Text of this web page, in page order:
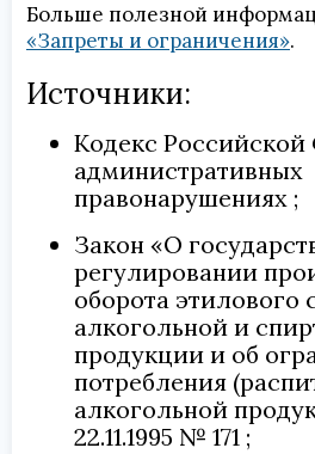
Больше полезной
«Запреты и ограничения».
Источники:
Кодекс
административных
правонарушениях
Закон «О
регулировании
оборота этилового
алкогольной и
продукции и об
потребления
алкогольной
22.11.1995 № 171